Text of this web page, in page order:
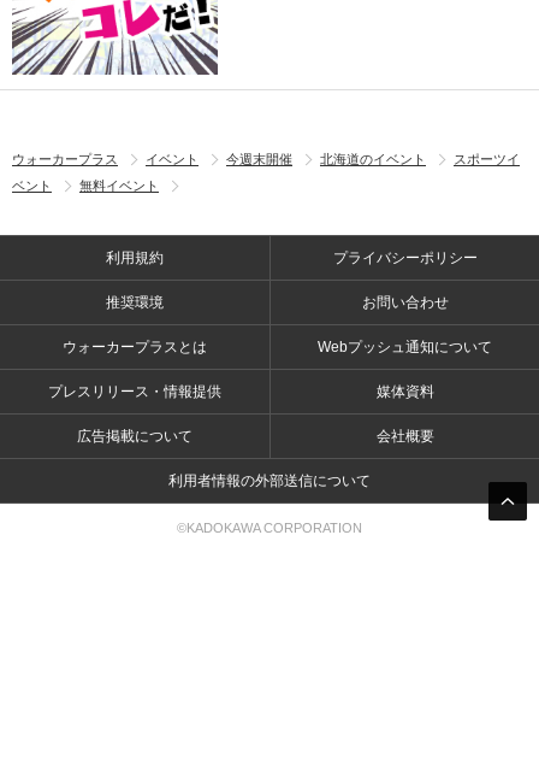
ウォーカープラス イベント 今週末開催 北海道のイベント
スポーツイ
ベント
無料イベント
利用規約 プライバシーポリシー
推奨環境 お問い合わせ
ウォーカープラスとは Webプッシュ通知について
プレスリリース・情報提供 媒体資料
広告掲載について 会社概要
利用者情報の外部送信について
©KADOKAWA CORPORATION